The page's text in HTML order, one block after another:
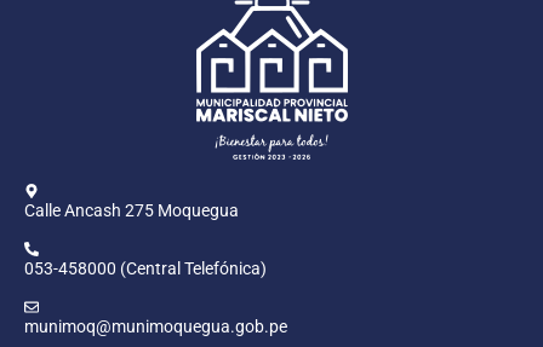
Calle Ancash 275 Moquegua
053-458000 (Central Telefónica)
munimoq@munimoquegua.gob.pe